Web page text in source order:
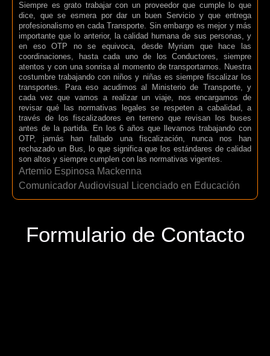
Siempre es grato trabajar con un proveedor que cumple lo que
dice, que se esmera por dar un buen Servicio y que entrega
profesionalismo en cada Transporte. Sin embargo es mejor y más
importante que lo anterior, la calidad humana de sus personas, y
en eso OTP no se equivoca, desde Myriam que hace las
coordinaciones, hasta cada uno de los Conductores, siempre
atentos y con una sonrisa al momento de transportarnos. Nuestra
costumbre trabajando con niños y niñas es siempre fiscalizar los
transportes. Para eso acudimos al Ministerio de Transporte, y
cada vez que vamos a realizar un viaje, nos encargamos de
revisar qué las normativas legales se respeten a cabalidad, a
través de los fiscalizadores en terreno que revisan los buses
antes de la partida. En los 6 años que llevamos trabajando con
OTP, jamás han fallado una fiscalización, nunca nos han
rechazado un Bus, lo que significa que los estándares de calidad
son altos y siempre cumplen con las normativas vigentes.
Artemio Espinosa Mackenna
Comunicador Audiovisual Licenciado en Educación
Formulario de Contacto